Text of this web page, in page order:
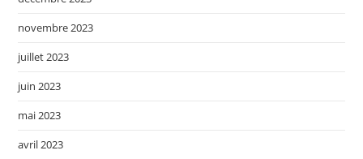
novembre 2023
juillet 2023
juin 2023
mai 2023
avril 2023